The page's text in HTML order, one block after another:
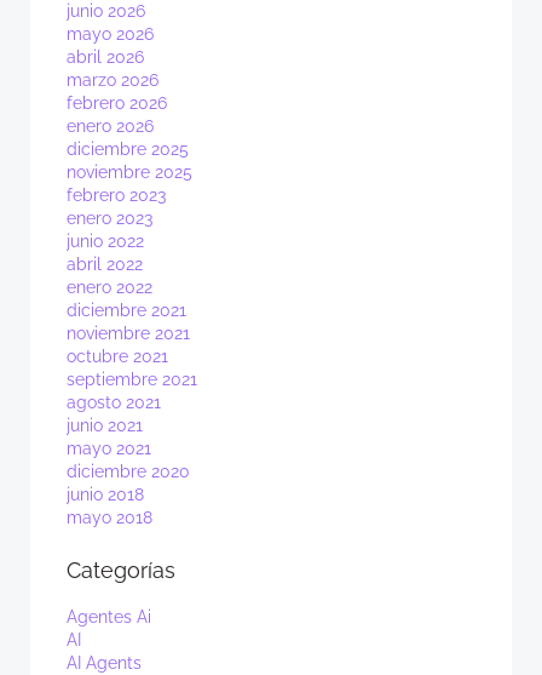
junio 2026
mayo 2026
abril 2026
marzo 2026
febrero 2026
enero 2026
diciembre 2025
noviembre 2025
febrero 2023
enero 2023
junio 2022
abril 2022
enero 2022
diciembre 2021
noviembre 2021
octubre 2021
septiembre 2021
agosto 2021
junio 2021
mayo 2021
diciembre 2020
junio 2018
mayo 2018
Categorías
Agentes Ai
AI
AI Agents